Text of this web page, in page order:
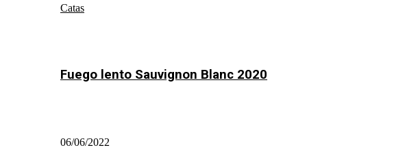
Catas
Fuego lento Sauvignon Blanc 2020
06/06/2022